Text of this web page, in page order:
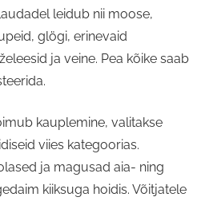
leidub nii moose,
glögi, erinevaid
ja veine. Pea kõike saab
kauplemine, valitakse
viies kategoorias.
ja magusad aia- ning
kiiksuga hoidis. Võitjatele